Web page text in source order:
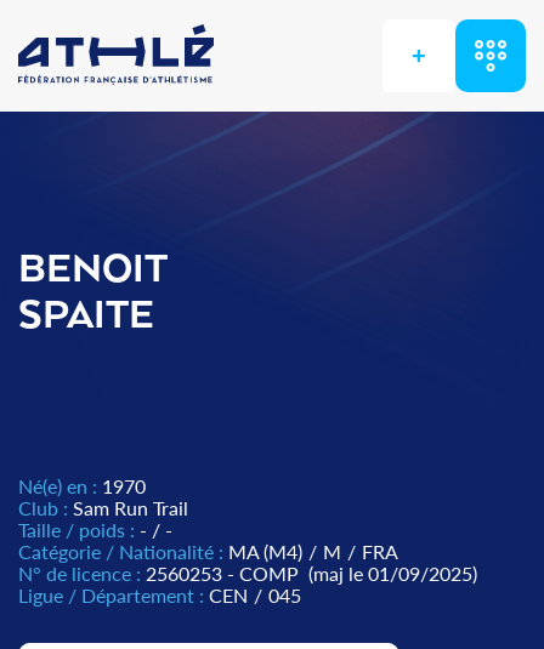
+
BENOIT
SPAITE
Né(e) en : 1970
Club : Sam Run Trail
Taille / poids : - / -
Catégorie / Nationalité : MA (M4) / M / FRA
N° de licence : 2560253 - COMP (maj le 01/09/2025)
Ligue / Département : CEN / 045